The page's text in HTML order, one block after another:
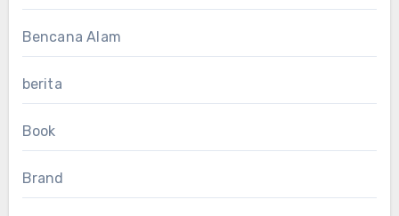
Bencana Alam
berita
Book
Brand